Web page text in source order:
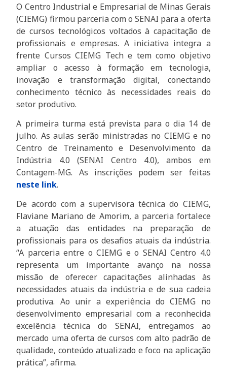
O Centro Industrial e Empresarial de Minas Gerais
(CIEMG) firmou parceria com o SENAI para a oferta
de cursos tecnológicos voltados à capacitação de
profissionais e empresas. A iniciativa integra a
frente Cursos CIEMG Tech e tem como objetivo
ampliar o acesso à formação em tecnologia,
inovação e transformação digital, conectando
conhecimento técnico às necessidades reais do
setor produtivo.
A primeira turma está prevista para o dia 14 de
julho. As aulas serão ministradas no CIEMG e no
Centro de Treinamento e Desenvolvimento da
Indústria 4.0 (SENAI Centro 4.0), ambos em
Contagem-MG. As inscrições podem ser feitas
neste link.
De acordo com a supervisora técnica do CIEMG,
Flaviane Mariano de Amorim, a parceria fortalece
a atuação das entidades na preparação de
profissionais para os desafios atuais da indústria.
“A parceria entre o CIEMG e o SENAI Centro 4.0
representa um importante avanço na nossa
missão de oferecer capacitações alinhadas às
necessidades atuais da indústria e de sua cadeia
produtiva. Ao unir a experiência do CIEMG no
desenvolvimento empresarial com a reconhecida
excelência técnica do SENAI, entregamos ao
mercado uma oferta de cursos com alto padrão de
qualidade, conteúdo atualizado e foco na aplicação
prática”, afirma.